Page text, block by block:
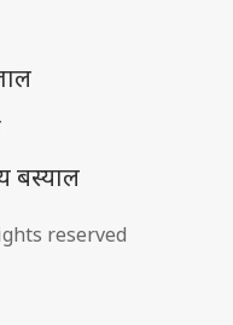
बस्याल
reserved